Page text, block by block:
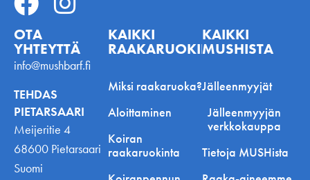
OTA
YHTEYTTÄ
info@mushbarf.fi
TEHDAS
PIETARSAARI
Meijeritie 4
68600 Pietarsaari
Suomi
KAIKKI
RAAKARUOKINNASTA
Miksi raakaruoka?
Aloittaminen
Koiran
raakaruokinta
KAIKKI
MUSHISTA
Jälleenmyyjät
Jälleenmyyjän
verkkokauppa
Tietoja MUSHista